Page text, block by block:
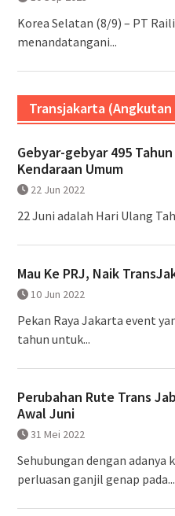
Korea Selatan (8/9) – PT
menandatangani...
Transjakarta
Gebyar-gebyar 495
Kendaraan Umum
22 Jun 2022
22 Juni adalah Hari Ulang
Mau Ke PRJ, Naik
10 Jun 2022
Pekan Raya Jakarta event
tahun untuk...
Perubahan Rute Trans
Awal Juni
31 Mei 2022
Sehubungan dengan adanya
perluasan ganjil genap pada...